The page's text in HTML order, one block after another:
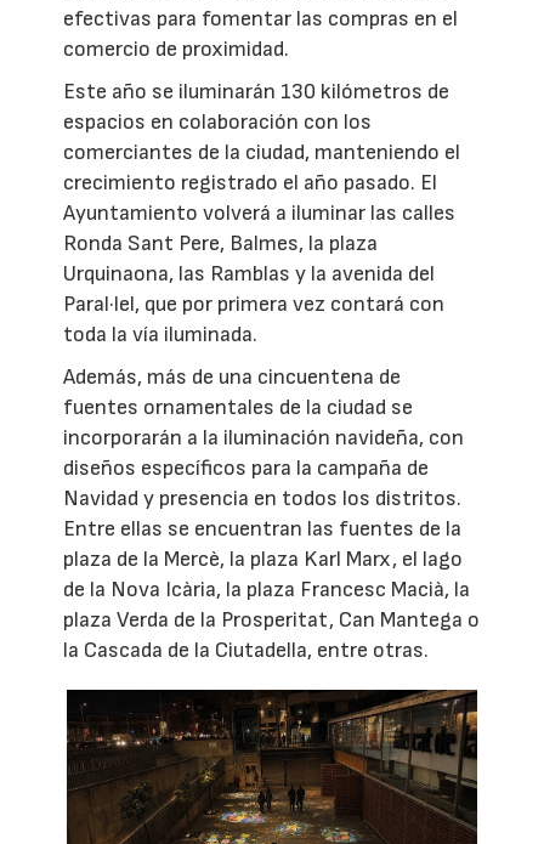
efectivas para fomentar las compras en el
comercio de proximidad.
Este año se iluminarán 130 kilómetros de
espacios en colaboración con los
comerciantes de la ciudad, manteniendo el
crecimiento registrado el año pasado. El
Ayuntamiento volverá a iluminar las calles
Ronda Sant Pere, Balmes, la plaza
Urquinaona, las Ramblas y la avenida del
Paral·lel, que por primera vez contará con
toda la vía iluminada.
Además, más de una cincuentena de
fuentes ornamentales de la ciudad se
incorporarán a la iluminación navideña, con
diseños específicos para la campaña de
Navidad y presencia en todos los distritos.
Entre ellas se encuentran las fuentes de la
plaza de la Mercè, la plaza Karl Marx, el lago
de la Nova Icària, la plaza Francesc Macià, la
plaza Verda de la Prosperitat, Can Mantega o
la Cascada de la Ciutadella, entre otras.